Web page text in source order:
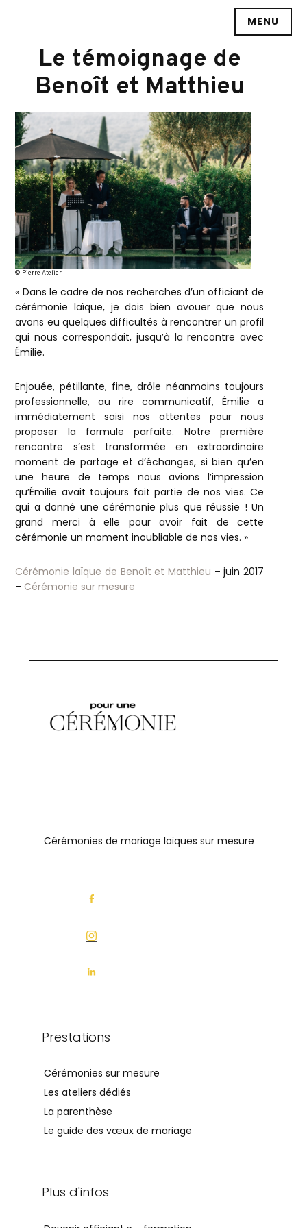
MENU
Le témoignage de
Benoît et Matthieu
© Pierre Atelier
« Dans le cadre de nos recherches d’un officiant de
cérémonie laïque, je dois bien avouer que nous
avons eu quelques difficultés à rencontrer un profil
qui nous correspondait, jusqu’à la rencontre avec
Émilie.
Enjouée, pétillante, fine, drôle néanmoins toujours
professionnelle, au rire communicatif, Émilie a
immédiatement saisi nos attentes pour nous
proposer la formule parfaite. Notre première
rencontre s’est transformée en extraordinaire
moment de partage et d’échanges, si bien qu’en
une heure de temps nous avions l’impression
qu’Émilie avait toujours fait partie de nos vies. Ce
qui a donné une cérémonie plus que réussie ! Un
grand merci à elle pour avoir fait de cette
cérémonie un moment inoubliable de nos vies. »
Cérémonie laïque de Benoît et Matthieu – juin 2017
– Cérémonie sur mesure
Cérémonies de mariage laïques sur mesure
Prestations
Cérémonies sur mesure
Les ateliers dédiés
La parenthèse
Le guide des vœux de mariage
Plus d'infos